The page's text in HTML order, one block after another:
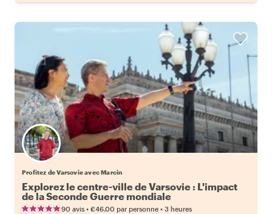
Profitez de Varsovie avec Marcin
Explorez le centre-ville de Varsovie : L'impact
de la Seconde Guerre mondiale
90 avis • €46.00 par personne • 3 heures